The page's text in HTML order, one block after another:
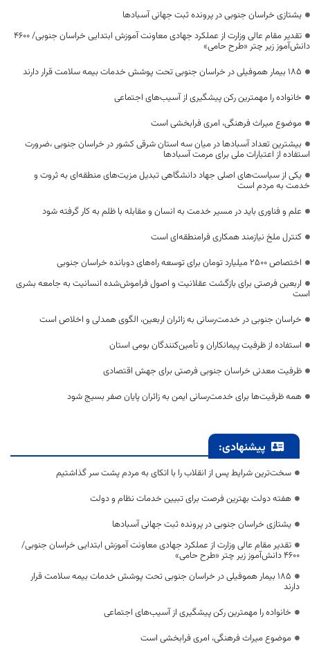
یشتازی خراسان جنوبی در پرونده ثبت جهانی آسبادها
تقدیر مقام عالی وزارت از عملکرد جهادی معاونت آموزش ابتدایی خراسان جنوبی/ ۴۶۰۰
دانش‌آموز زیر چتر «طرح حامی»
۱۸۵ بیمار هموفیلی در خراسان جنوبی تحت پوشش خدمات بیمه سلامت قرار دارند
خانواده را مهمترین رکن پیشگیری از آسیب‌های اجتماعی
موضوع میراث فرهنگی، امری فرابخشی است
بیشترین تعداد آسبادها در میان سه استان شرقی کشور در خراسان جنوبی ،ضرورت
استفاده از اعتبارات ملی برای مرمت آسبادها
یکی از سیاست‌های اصلی جهاد دانشگاهی تبدیل مزیت‌های منطقه‌ای به ثروت و
خدمت به مردم است
علم و فناوری باید در مسیر خدمت به انسان و مقابله با ظلم به کار گرفته شود
کنترل ملخ نیازمند همکاری فرامنطقه‌ای است
اختصاص 2500 میلیارد تومان برای توسعه راه‌های دوبانده خراسان جنوبی
اربعین فرصتی برای بازگشت عقلانیت و اصول فراموش‌شده انسانیت به جامعه بشری
است
خراسان جنوبی در خدمت‌رسانی به زائران اربعین، الگوی همدلی و اخلاص است
استفاده از ظرفیت پیمانکاران و تأمین‌کنندگان بومی استان
ظرفیت معدنی خراسان جنوبی فرصتی برای جهش اقتصادی
همه ظرفیت‌ها برای خدمت‌رسانی ایمن به زائران پایان صفر بسیج شود
پیشنهادی:
سخت‌ترین شرایط پس از انقلاب را با اتکای به مردم پشت سر گذاشتیم
هفته دولت بهترین فرصت برای تبیین خدمات نظام و دولت
یشتازی خراسان جنوبی در پرونده ثبت جهانی آسبادها
تقدیر مقام عالی وزارت از عملکرد جهادی معاونت آموزش ابتدایی خراسان جنوبی/
۴۶۰۰ دانش‌آموز زیر چتر «طرح حامی»
۱۸۵ بیمار هموفیلی در خراسان جنوبی تحت پوشش خدمات بیمه سلامت قرار
دارند
خانواده را مهمترین رکن پیشگیری از آسیب‌های اجتماعی
موضوع میراث فرهنگی، امری فرابخشی است